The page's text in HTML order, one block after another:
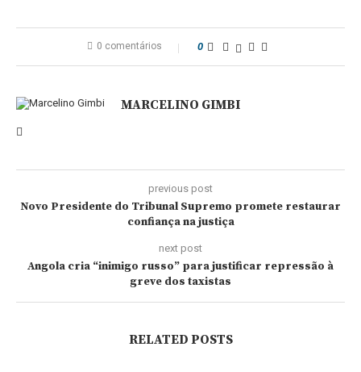
0 comentários 0
MARCELINO GIMBI
previous post
Novo Presidente do Tribunal Supremo promete restaurar
confiança na justiça
next post
Angola cria “inimigo russo” para justificar repressão à
greve dos taxistas
RELATED POSTS